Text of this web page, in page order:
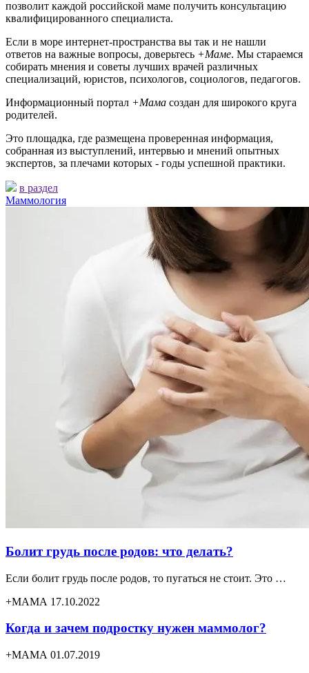
позволит каждой российской маме получить консультацию
квалифицированного специалиста.
Если в море интернет-пространства вы так и не нашли
ответов на важные вопросы, доверьтесь +Маме. Мы стараемся
собирать мнения и советы лучших врачей различных
специализаций, юристов, психологов, социологов, педагогов.
Информационный портал +Мама создан для широкого круга
родителей.
Это площадка, где размещена проверенная информация,
собранная из выступлений, интервью и мнений опытных
экспертов, за плечами которых - годы успешной практики.
в раздел
Маммология
Болит грудь после родов: что делать?
Если болит грудь после родов, то пугаться не стоит. Это …
+МАМА 17.10.2022
Когда и зачем подростку нужен маммолог?
+МАМА 01.07.2019